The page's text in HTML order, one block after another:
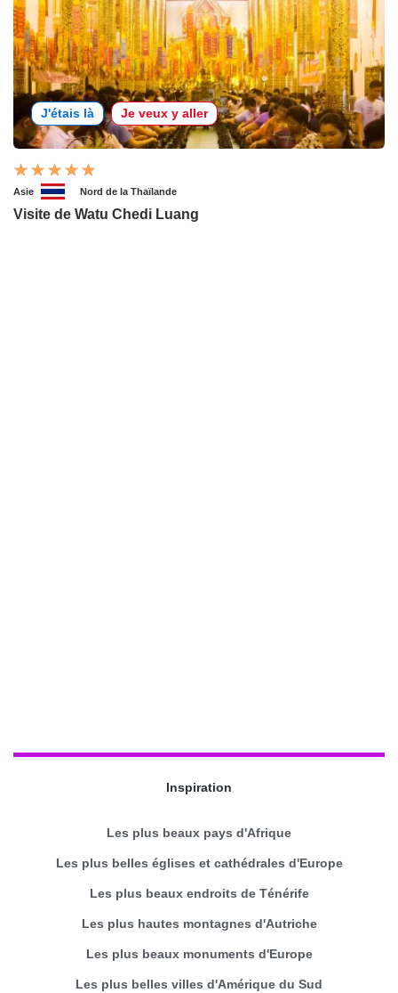
J'étais là Je veux y aller
Asie Nord de la Thaïlande
Visite de Watu Chedi Luang
Inspiration
Les plus beaux pays d'Afrique
Les plus belles églises et cathédrales d'Europe
Les plus beaux endroits de Ténérife
Les plus hautes montagnes d'Autriche
Les plus beaux monuments d'Europe
Les plus belles villes d'Amérique du Sud